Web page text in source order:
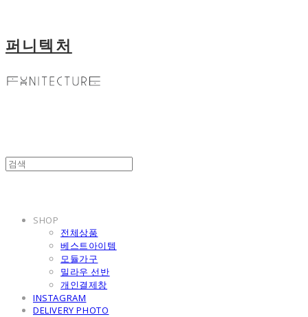
퍼니텍처
SHOP
전체상품
베스트아이템
모듈가구
밀라우 선반
개인결제창
INSTAGRAM
DELIVERY PHOTO